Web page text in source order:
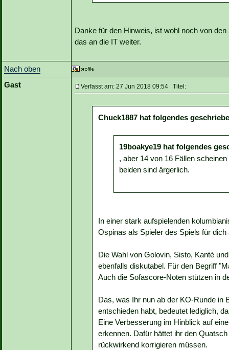
Danke für den Hinweis, ist wohl noch von
das an die IT weiter.
Nach oben
Gast
Verfasst am: 27 Jun 2018 09:54 Titel:
Chuck1887 hat folgendes
19boakye19 hat folgendes
, aber 14 von 16 Fällen
beiden sind ärgerlich.
In einer stark aufspielenden
Ospinas als Spieler des Spiels für
Die Wahl von Golovin, Sisto, Kanté
ebenfalls diskutabel. Für den Begriff
Auch die Sofascore-Noten stützen in
Das, was Ihr nun ab der KO-Runde in
entschieden habt, bedeutet lediglich,
Eine Verbesserung im Hinblick auf
erkennen. Dafür hättet ihr den
rückwirkend korrigieren müssen.